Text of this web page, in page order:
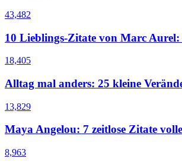
43,482
10 Lieblings-Zitate von Marc
18,405
Alltag mal anders: 25 kleine
13,829
Maya Angelou: 7 zeitlose Zitate
8,963